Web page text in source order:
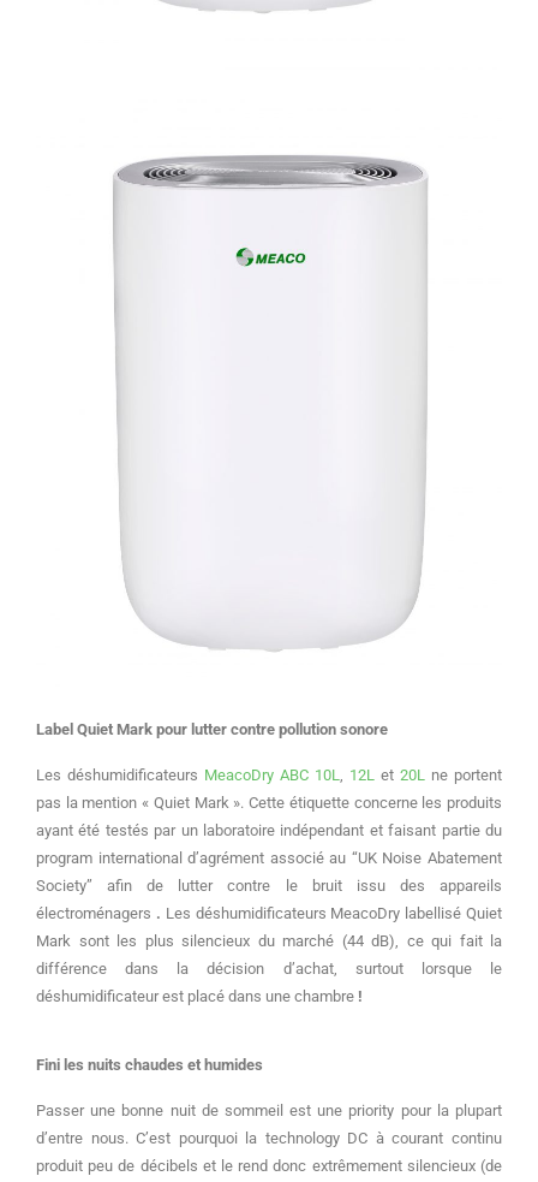
Label Quiet Mark pour lutter contre pollution sonore
Les déshumidificateurs MeacoDry ABC 10L 12L et 20L
ne portent
pas la mention « Quiet Mark ». Cette étiquette concerne les produits
ayant été testés par un laboratoire indépendant et faisant partie du
program international d’agrément associé au “UK Noise Abatement
Society” afin de lutter contre le bruit issu des appareils
électroménagers . Les déshumidificateurs MeacoDry labellisé Quiet
Mark sont les plus silencieux du marché (44 dB), ce qui fait la
différence dans la décision d’achat, surtout lorsque le
déshumidificateur est placé dans une chambre !
Fini les nuits chaudes et humides
Passer une bonne nuit de sommeil est une priority pour la plupart
d’entre nous.C’est pourquoi la technology DC à courant continu
produit peu de décibels et le rend donc extrêmement silencieux (de